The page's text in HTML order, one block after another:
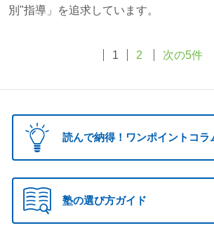
別"指導」を追求しています。
1 2 次の5件
読んで納得！ワンポイントコラ
塾の選び方ガイド